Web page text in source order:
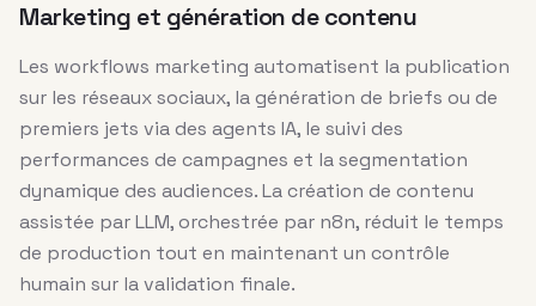
Marketing et génération de contenu
Les workflows marketing automatisent la publication
sur les réseaux sociaux, la génération de briefs ou de
premiers jets via des agents IA, le suivi des
performances de campagnes et la segmentation
dynamique des audiences. La création de contenu
assistée par LLM, orchestrée par n8n, réduit le temps
de production tout en maintenant un contrôle
humain sur la validation finale.